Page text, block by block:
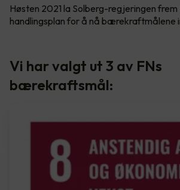
Høsten 2021 la Solberg-regjeringen frem
handlingsplan for å nå bærekraftmålene
Vi har valgt ut 3 av FNs
bærekraftsmål: